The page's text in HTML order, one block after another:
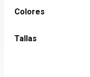
Colores
Tallas